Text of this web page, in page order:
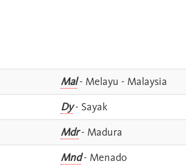
Mal- Melayu - Malaysia
Dy- Sayak
Mdr- Madura
Mnd- Menado